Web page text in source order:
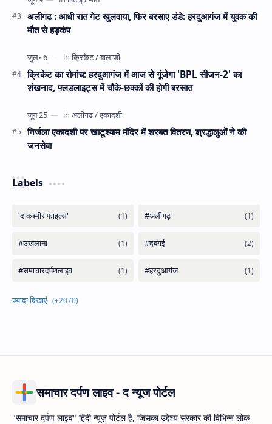
अलीगढ : आधी रात गेट खुलवाया, फिर बरसाए डंडे: हरदुआगंज में युवक की
मौत से हड़कंप
क्रिकेट का रोमांच: हरदुआगंज में आज से गूंजेगा 'BPL सीजन-2' का
शंखनाद, फ्लडलाइट्स में चौके-छक्कों की होगी बरसात
निर्जला एकादशी पर खाटूश्याम मंदिर में शरबत वितरण, श्रद्धालुओं ने की
जनसेवा
Labels
समाचार दर्पण लाइव - द न्यूज पोर्टल
"समाचार दर्पण लाइव" हिंदी न्यूज़ पोर्टल है, जिसका उद्देश्य सरकार की विभिन्न लोक